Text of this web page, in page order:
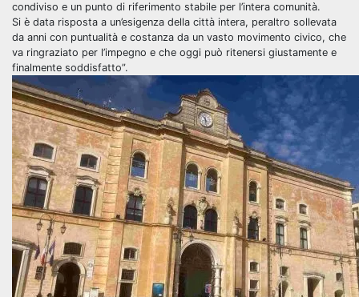
condiviso e un punto di riferimento stabile per l’intera comunità.
Si è data risposta a un’esigenza della città intera, peraltro sollevata
da anni con puntualità e costanza da un vasto movimento civico, che
va ringraziato per l’impegno e che oggi può ritenersi giustamente e
finalmente soddisfatto”.